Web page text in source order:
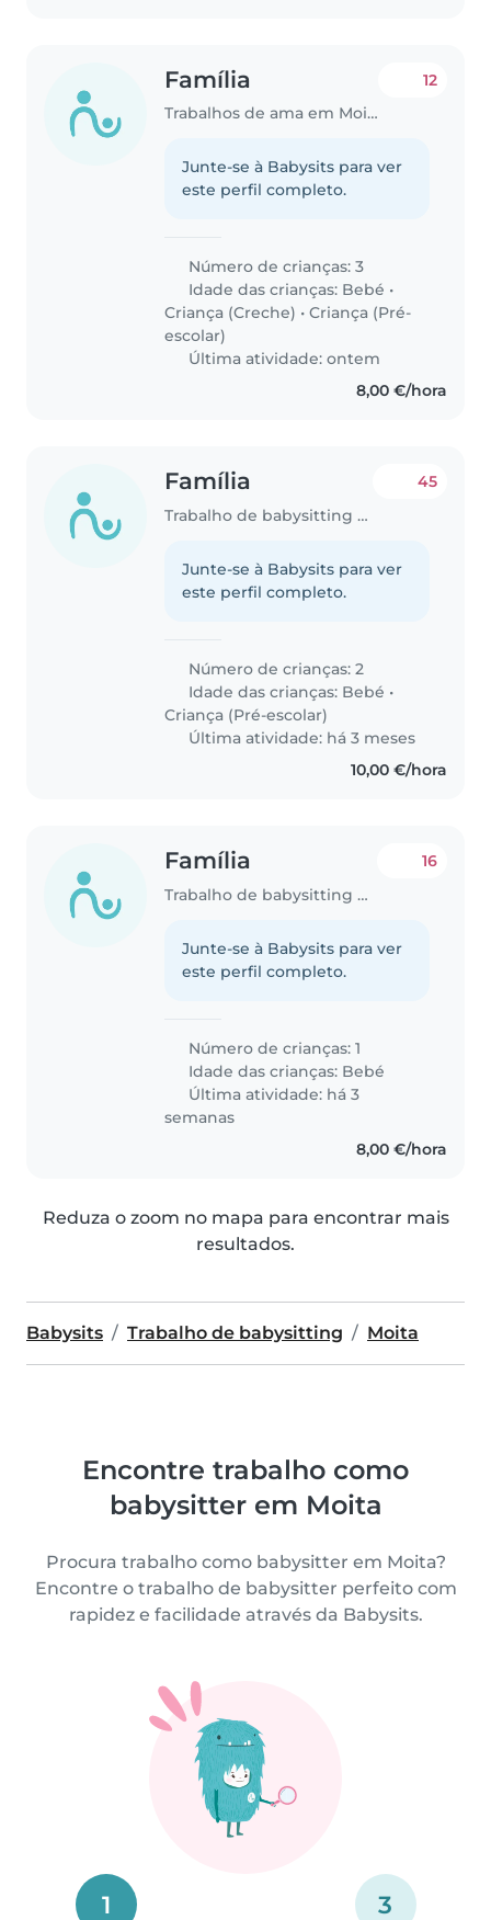
Família
Trabalhos de ama em Moita
12
Junte-se à Babysits para ver
este perfil completo.
Número de crianças: 3
Idade das crianças: Bebé •
Criança (Creche) •Criança (Pré-
escolar)
Última atividade: ontem
8,00 €/hora
Família
Trabalho de babysitting em Moita
45
Junte-se à Babysits para ver
este perfil completo.
Número de crianças: 2
Idade das crianças: Bebé •
Criança (Pré-escolar)
Última atividade: há 3 meses
10,00 €/hora
Família
Trabalho de babysitting em Moita
16
Junte-se à Babysits para ver
este perfil completo.
Número de crianças: 1
Idade das crianças: Bebé
Última atividade: há 3
semanas
8,00 €/hora
Reduza o zoom no mapa para encontrar mais
resultados.
Babysits Trabalho de babysitting Moita
Encontre trabalho como
babysitter em Moita
Procura trabalho como babysitter em Moita?
Encontre o trabalho de babysitter perfeito com
rapidez e facilidade através da Babysits.
1 3